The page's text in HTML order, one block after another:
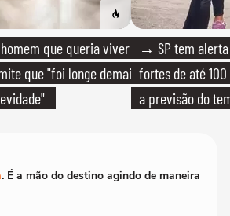
que queria viver
que "foi longe demais
→ SP tem
fortes de até
a previsão do
. É a mão do destino agindo de maneira